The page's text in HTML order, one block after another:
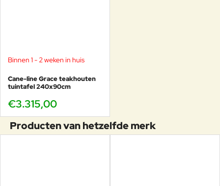
Binnen 1 - 2 weken in huis
Cane-line Grace teakhouten
tuintafel 240x90cm
€3.315,00
Producten van hetzelfde merk